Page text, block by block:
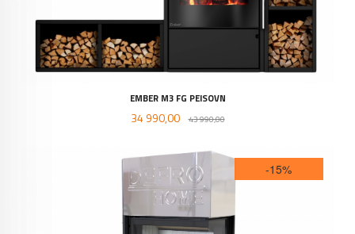
EMBER M3 FG PEISOVN
Tilbud
34 990,00 43 990,00Rabatt
-15%